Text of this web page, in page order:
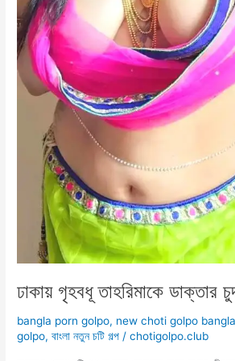
ঢাকায় গৃহবধূ তাহরিমাকে ডাক্তার
bangla porn golpo, new choti golpo bangla
golpo,বাংলা নতুন চটি গল্প /chotigolpo.club